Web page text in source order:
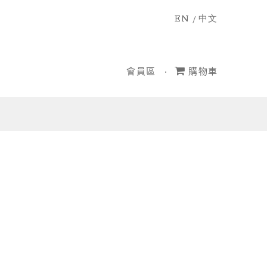
EN / 中文
會員區 購物車